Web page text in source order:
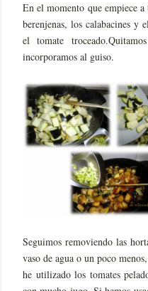
En el momento que empiece
berenjenas, los calabacines y
el tomate
incorporamos al guiso.
Seguimos removiendo las
vaso de agua o un poco
he utilizado los tomates